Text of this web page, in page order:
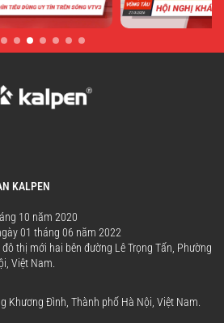
KALPEN
10 năm 2020
01 tháng 06 năm 2022
thị mới hai bên đường Lê Trọng Tấn, Phường
Việt Nam.
Khương Đình, Thành phố Hà Nội, Việt Nam.